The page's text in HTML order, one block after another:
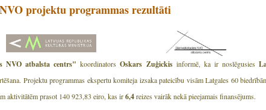
projektu programmas rezultāti
NVO atbalsta centrs"koordinators Oskars Zuģickis informē, ka ir noslēgusies
Projektu programmas ekspertu komiteja izsaka pateicību visām Latgales 60
aktivitātēm prasot 140 923,83 eiro, kas ir6,4reizes vairāk nekā pieejamais finansējums.